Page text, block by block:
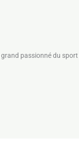
passionné du